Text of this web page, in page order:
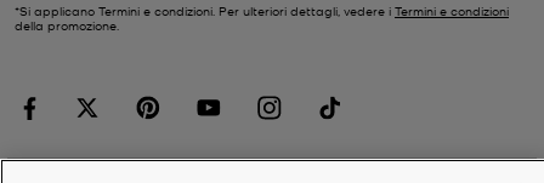
*Si applicano Termini e condizioni. Per ulteriori dettagli, vedere i Termini e condizioni
della promozione.